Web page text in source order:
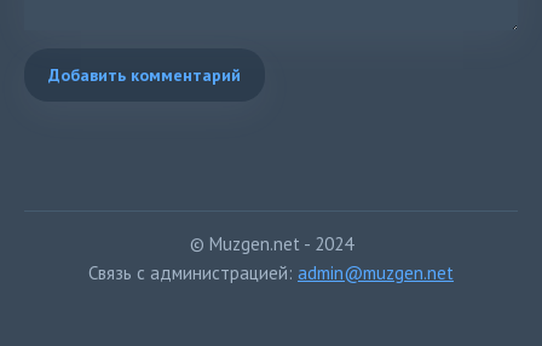
Добавить комментарий
© Muzgen.net - 2024
Связь с администрацией: admin@muzgen.net